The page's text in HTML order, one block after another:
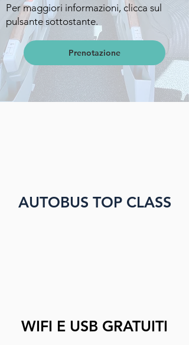
Per maggiori informazioni, clicca sul
pulsante sottostante.
Prenotazione
AUTOBUS TOP CLASS
WIFI E USB GRATUITI